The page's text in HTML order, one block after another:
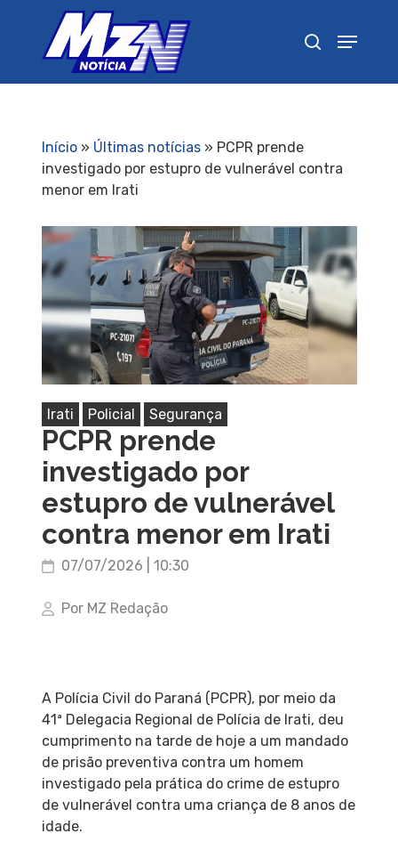
Início» Últimas notícias» PCPR prende
investigado por estupro de vulnerável contra
menor em Irati
Irati Policial Segurança
PCPR prende
investigado por
estupro de vulnerável
contra menor em Irati
07/07/2026 | 10:30
Por MZ Redação
A Polícia Civil do Paraná (PCPR), por meio da
41ª Delegacia Regional de Polícia de Irati, deu
cumprimento na tarde de hoje a um mandado
de prisão preventiva contra um homem
investigado pela prática do crime de estupro
de vulnerável contra uma criança de 8 anos de
idade.